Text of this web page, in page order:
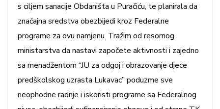
s ciljem sanacije Obdaništa u Puračiću, te planirala da
značajna sredstva obezbijedi kroz Federalne
programe za ovu namjenu. Tražim od resornog
ministarstva da nastavi započete aktivnosti i zajedno
sa menadžentom “JU za odgoj i obrazovanje djece
predškolskog uzrasta Lukavac” poduzme sve
neophodne radnje i iskoristi programe sa Federalnog